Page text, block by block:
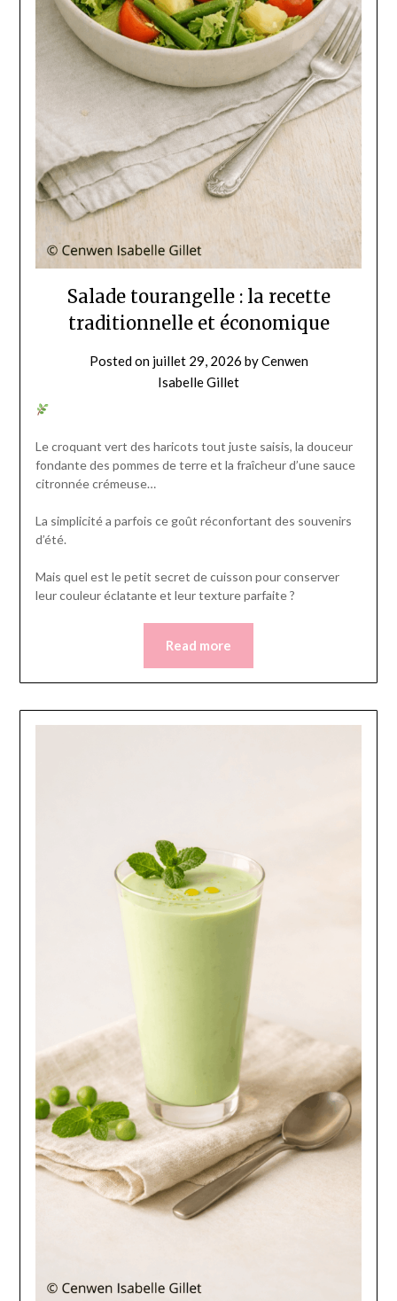
Salade tourangelle : la recette
traditionnelle et économique
Posted on juillet 29, 2026 byCenwen
Isabelle Gillet
Le croquant vert des haricots tout juste saisis, la douceur
fondante des pommes de terre et la fraîcheur d’une sauce
citronnée crémeuse…
La simplicité a parfois ce goût réconfortant des souvenirs
d’été.
Mais quel est le petit secret de cuisson pour conserver
leur couleur éclatante et leur texture parfaite ?
Read more